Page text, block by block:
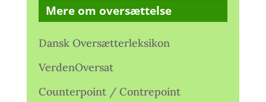
Mere om oversættelse
Dansk Oversætterleksikon
VerdenOversat
Counterpoint / Contrepoint